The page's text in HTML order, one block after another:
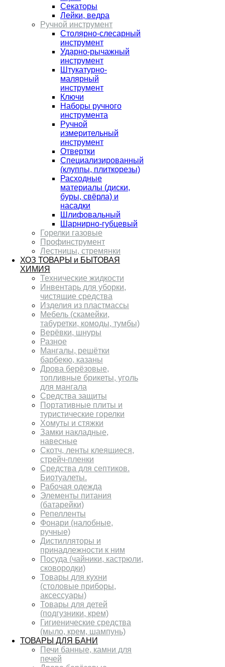
Секаторы
Лейки, ведра
Ручной инструмент
Столярно-слесарный
инструмент
Ударно-рычажный
инструмент
Штукатурно-
малярный
инструмент
Ключи
Наборы ручного
инструмента
Ручной
измерительный
инструмент
Отвертки
Специализированный
(клуппы, плиткорезы)
Расходные
материалы (диски,
буры, свёрла) и
насадки
Шлифовальный
Шарнирно-губцевый
Горелки газовые
Профинструмент
Лестницы, стремянки
ХОЗ ТОВАРЫ и БЫТОВАЯ
ХИМИЯ
Технические жидкости
Инвентарь для уборки,
чистящие средства
Изделия из пластмассы
Мебель (скамейки,
табуретки, комоды, тумбы)
Верёвки, шнуры
Разное
Мангалы, решётки
барбекю, казаны
Дрова берёзовые,
топливные брикеты, уголь
для мангала
Средства защиты
Портативные плиты и
туристические горелки
Хомуты и стяжки
Замки накладные,
навесные
Скотч, ленты клеящиеся,
стрейч-пленки
Средства для септиков.
Биотуалеты.
Рабочая одежда
Элементы питания
(батарейки)
Репелленты
Фонари (налобные,
ручные)
Дистилляторы и
принадлежности к ним
Посуда (чайники, кастрюли,
сковородки)
Товары для кухни
(столовые приборы,
аксессуары)
Товары для детей
(подгузники, крем)
Гигиенические средства
(мыло, крем, шампунь)
ТОВАРЫ ДЛЯ БАНИ
Печи банные, камни для
печей